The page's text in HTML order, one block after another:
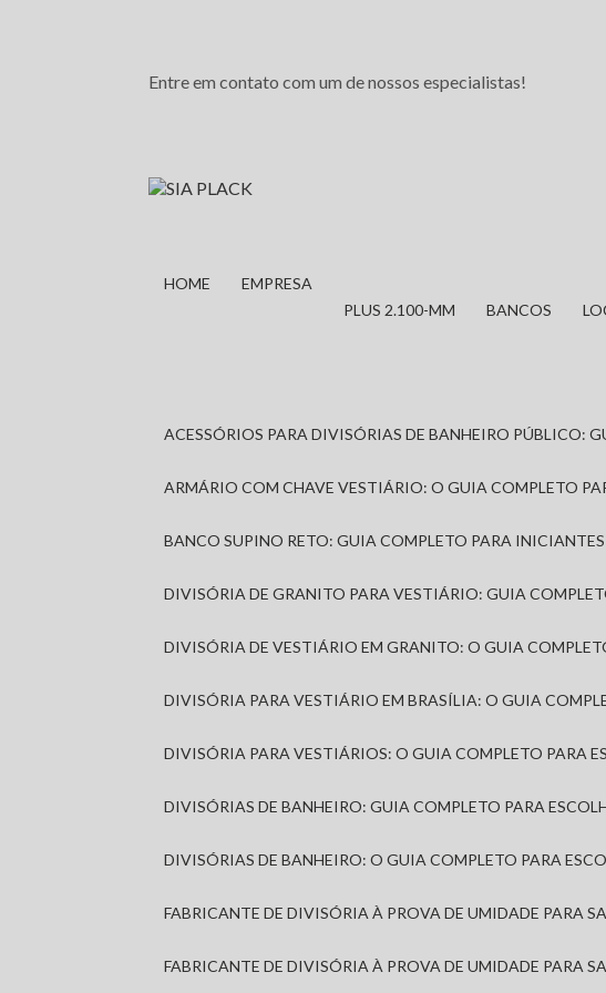
Entre em contato com um de nossos especialistas!
HOME EMPRESA
PLUS 2.100-MM BANCOS
ACESSÓRIOS PARA DIVISÓRIAS DE BANHEIRO PÚBLICO:
ARMÁRIO COM CHAVE VESTIÁRIO: O GUIA COMPLETO
BANCO SUPINO RETO: GUIA COMPLETO PARA
DIVISÓRIA DE GRANITO PARA VESTIÁRIO: GUIA
DIVISÓRIA DE VESTIÁRIO EM GRANITO: O GUIA
DIVISÓRIA PARA VESTIÁRIO EM BRASÍLIA: O GUIA
DIVISÓRIA PARA VESTIÁRIOS: O GUIA COMPLETO PARA
DIVISÓRIAS DE BANHEIRO: GUIA COMPLETO PARA
DIVISÓRIAS DE BANHEIRO: O GUIA COMPLETO PARA
FABRICANTE DE DIVISÓRIA À PROVA DE UMIDADE PARA
FABRICANTE DE DIVISÓRIA À PROVA DE UMIDADE PARA